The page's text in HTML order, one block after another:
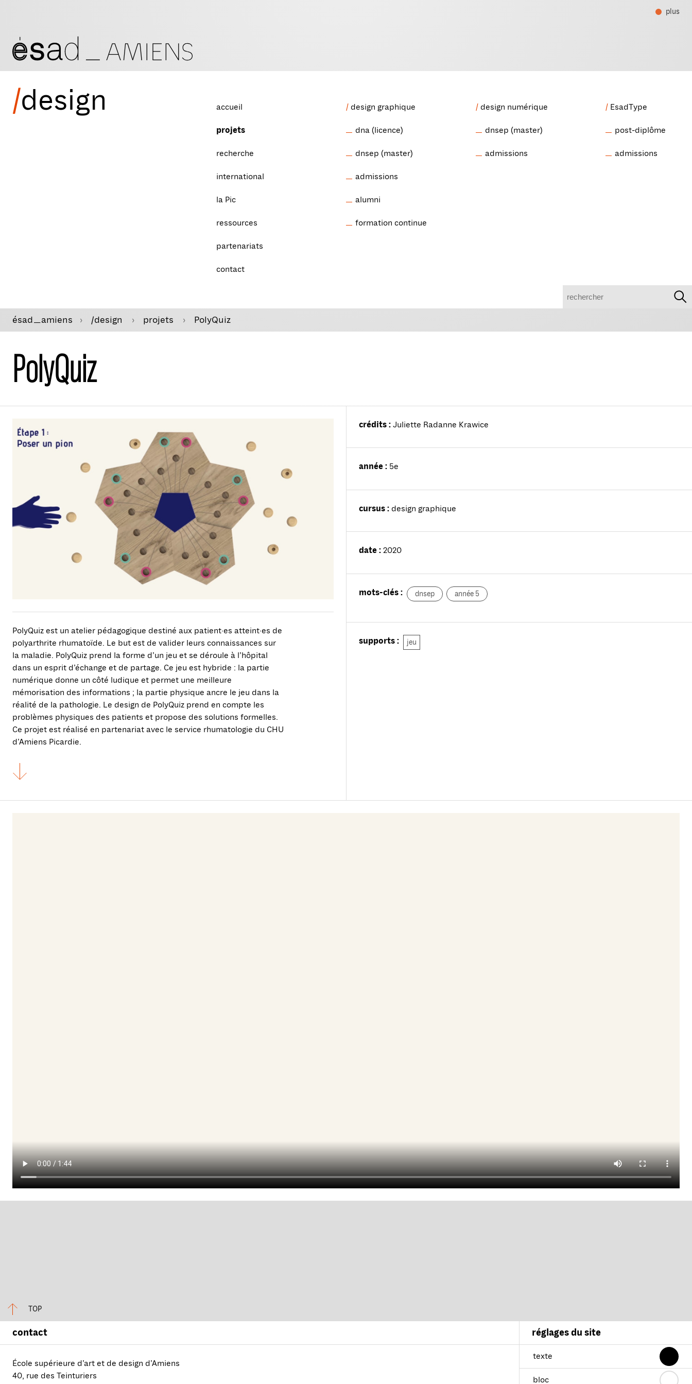
plus
/design accueil
projets
recherche
international
la Pic
ressources
partenariats
contact
design graphique
dna (licence)
dnsep (master)
admissions
alumni
formation continue
design numérique
dnsep (master)
admissions
EsadType
post-diplôme
admissions
ésad—amiens /design projets PolyQuiz
PolyQuiz
crédits : Juliette Radanne Krawice
année : 5e
cursus : design graphique
date : 2020
mots-clés : dnsep année 5
supports : jeu
PolyQuiz est un atelier pédagogique destiné aux patient·es atteint·es de
polyarthrite rhumatoïde. Le but est de valider leurs connaissances sur
la maladie. PolyQuiz prend la forme d’un jeu et se déroule à l’hôpital
dans un esprit d’échange et de partage. Ce jeu est hybride : la partie
numérique donne un côté ludique et permet une meilleure
mémorisation des informations ; la partie physique ancre le jeu dans la
réalité de la pathologie. Le design de PolyQuiz prend en compte les
problèmes physiques des patients et propose des solutions formelles.
Ce projet est réalisé en partenariat avec le service rhumatologie du CHU
d’Amiens Picardie.
TOP
contact
École supérieure d’art et de design d’Amiens
40, rue des Teinturiers
réglages du site
texte
bloc